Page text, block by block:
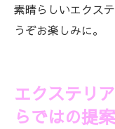
素晴らしいエクス
うぞお楽しみに。
エクステリ
らではの提案